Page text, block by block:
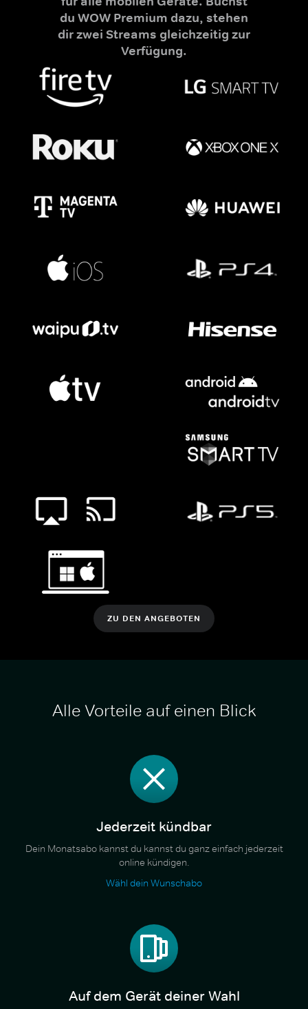
du WOW Premium dazu, stehen
dir zwei Streams gleichzeitig zur
Verfügung.
ZU DEN ANGEBOTEN
Alle Vorteile auf einen Blick
Jederzeit kündbar
Dein Monatsabo kannst du kannst du ganz einfach jederzeit
online kündigen.
Wähl dein Wunschabo
Auf dem Gerät deiner Wahl